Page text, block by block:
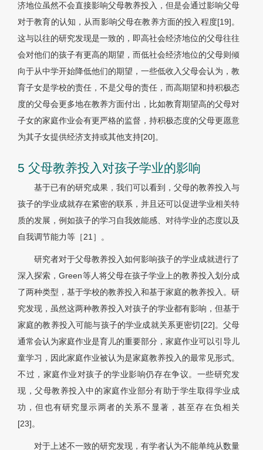
济地位虽然不会直接影响父母教养投入，但是会通过影响父母
对于教育的认知，从而影响父母在教养方面的投入程度[19]。
这与以往的研究发现是一致的，即高社会经济地位的父母往往
会对他们的孩子有更高的期望，而低社会经济地位的父母则倾
向于从中学开始降低他们的期望，一些低收入父母会认为，教
育子女是学校的责任，不是父母的责任，而高期望和持积极态
度的父母会更多地在教养方面付出，比如教育期望高的父母对
子女的家庭作业会有更严格的监督，持积极态度的父母更愿意
为其子女提供经济支持或其他支持[20]。
5 父母教养投入对孩子学业的影响
基于已有的研究成果，我们可以看到，父母的教养投入与
孩子的学业成就存在紧密的联系，并且还可以促进学业相关特
质的发展，例如孩子的学习自我效能感、对待学业的态度以及
自我调节能力等［21］。
研究者对于父母教养投入如何影响孩子的学业成就进行了
深入探索，Green等人将父母在孩子学业上的教养投入划分成
了两种类型，基于学校的教养投入和基于家庭的教养投入。研
究发现，虽然这两种教养投入对孩子的学业都有影响，但基于
家庭的教养投入可能与孩子的学业成就关系更密切[22]。父母
通常会认为家庭作业是育儿的重要部分，家庭作业可以引导儿
童学习，因此家庭作业被认为是家庭教养投入的最常见形式。
不过，家庭作业对孩子的学业影响仍存在争议。一些研究发
现，父母教养投入中的家庭作业部分有助于学生取得学业成
功，但也有研究显示两者的关系不显著，甚至存在负相关
[23]。
对于上述不一致的研究发现，有学者认为不能单纯从数量